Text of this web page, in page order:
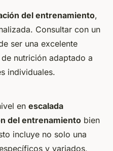
del entrenamiento,
Consultar con un
ser una excelente
nutrición adaptado a
individuales.
en escalada
del entrenamiento bien
incluye no solo una
y variados,